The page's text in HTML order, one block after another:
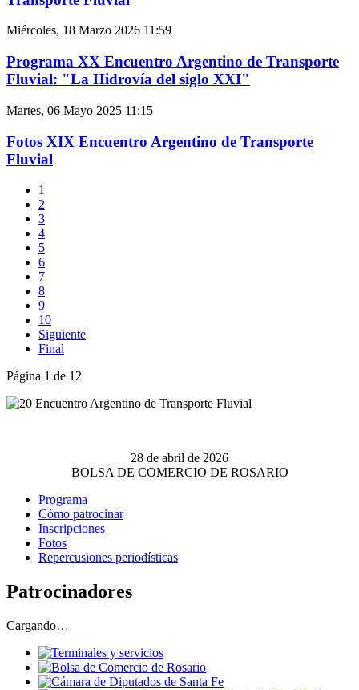
Miércoles, 18 Marzo 2026 11:59
Programa XX Encuentro Argentino de Transporte
Fluvial: "La Hidrovía del siglo XXI"
Martes, 06 Mayo 2025 11:15
Fotos XIX Encuentro Argentino de Transporte
Fluvial
1
2
3
4
5
6
7
8
9
10
Siguiente
Final
Página 1 de 12
28 de abril de 2026
BOLSA DE COMERCIO DE ROSARIO
Programa
Cómo patrocinar
Inscripciones
Fotos
Repercusiones periodísticas
Patrocinadores
Cargando…